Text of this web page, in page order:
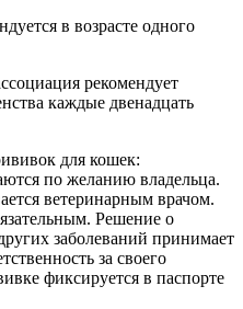
в возрасте одного
рекомендует
каждые двенадцать
для кошек:
по желанию владельца.
ветеринарным врачом.
Решение о
заболеваний принимает
за своего
фиксируется в паспорте